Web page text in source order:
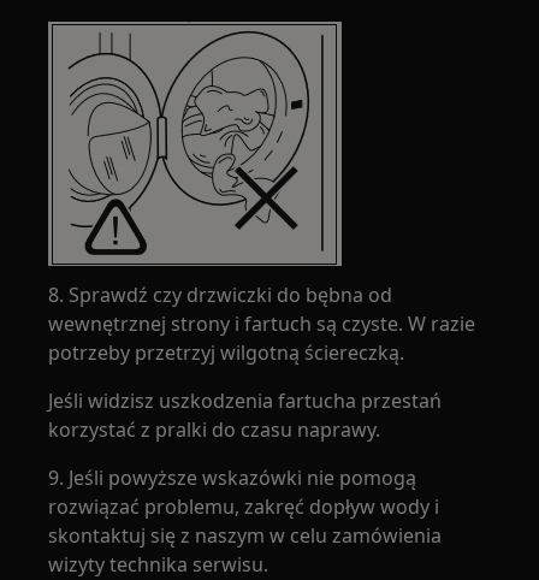
8. Sprawdź czy drzwiczki do bębna od
wewnętrznej strony i fartuch są czyste. W razie
potrzeby przetrzyj wilgotną ściereczką.
Jeśli widzisz uszkodzenia fartucha przestań
korzystać z pralki do czasu naprawy.
9. Jeśli powyższe wskazówki nie pomogą
rozwiązać problemu, zakręć dopływ wody i
skontaktuj się z naszym w celu zamówienia
wizyty technika serwisu.